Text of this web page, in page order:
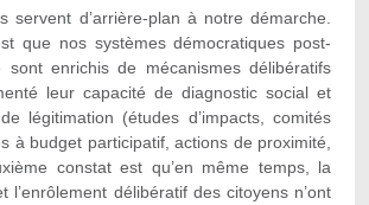
servent d’arrière-plan à notre démarche.
que nos systèmes démocratiques post-
sont enrichis de mécanismes délibératifs
leur capacité de diagnostic social et
légitimation (études d’impacts, comités
à budget participatif, actions de proximité,
constat est qu’en même temps, la
l’enrôlement délibératif des citoyens n’ont